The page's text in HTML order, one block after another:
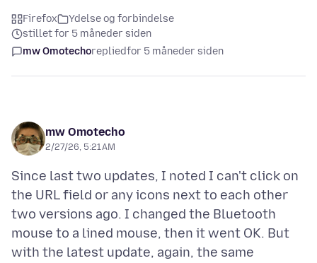
Firefox
Ydelse og forbindelse
stillet for 5 måneder siden
mw Omotechorepliedfor 5 måneder siden
mw Omotecho
2/27/26, 5:21 AM
Since last two updates, I noted I can't click on
the URL field or any icons next to each other
two versions ago. I changed the Bluetooth
mouse to a lined mouse, then it went OK. But
with the latest update, again, the same